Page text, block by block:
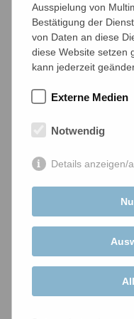
Die Gemeinde
umfangreiche
und bereits ein
Ingenieurbüro
Hierbei sind im
Öffentlichkeit
öffentlicher
durch die
beteiligen.
und
Mitwirkung
sich auch jeder
einbringen.
Wir bedanken uns
Ausspielung von
Bestätigung der
von Daten an diese
diese Website setzen
kann jederzeit
Externe Medien
Notwendig
Details anzeigen/